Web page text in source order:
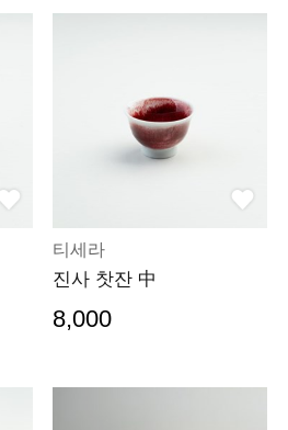
티세라
진사 찻잔 中
8,000